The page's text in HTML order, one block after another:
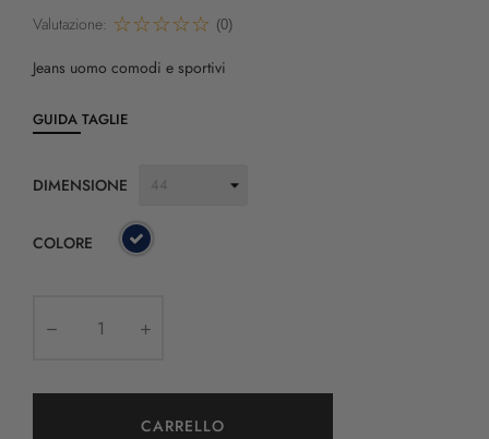
Valutazione: (0)
Jeans uomo comodi e sportivi
GUIDA TAGLIE
DIMENSIONE
COLORE
CARRELLO